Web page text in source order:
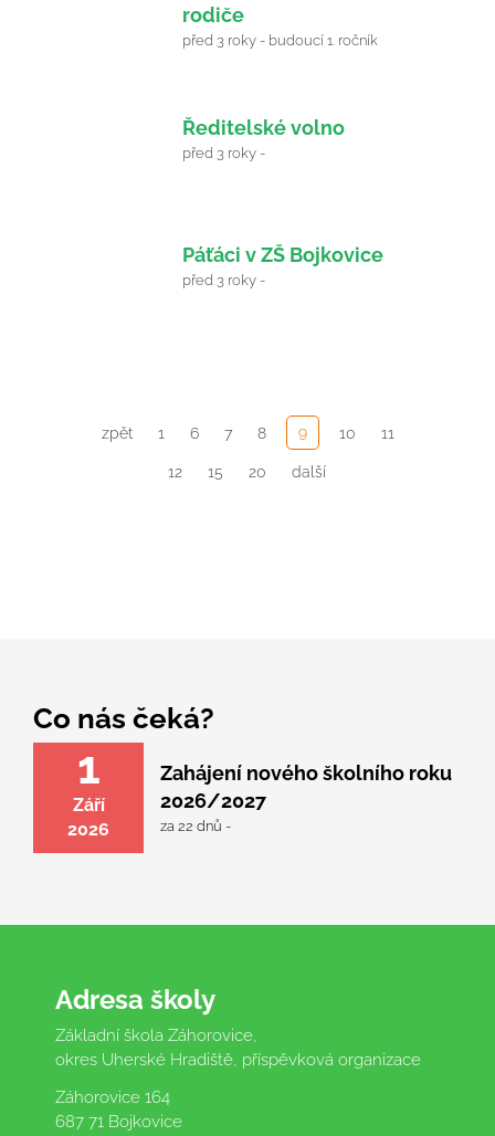
rodiče
před 3 roky - budoucí 1. ročník
Ředitelské volno
před 3 roky -
Páťáci v ZŠ Bojkovice
před 3 roky -
zpět 1 6 7 8 9 10 11
12 15 20 další
Co nás čeká?
1
Září
2026
Zahájení nového školního roku
2026/2027
za 22 dnů -
Adresa školy
Základní škola Záhorovice,
okres Uherské Hradiště, příspěvková organizace
Záhorovice 164
687 71 Bojkovice